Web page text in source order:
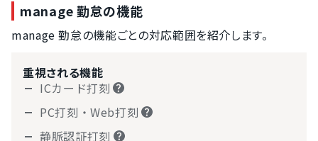
manage 勤怠の機能
manage 勤怠の機能ごとの対応範囲を紹介します。
重視される機能
ICカード打刻
PC打刻・Web打刻
静脈認証打刻